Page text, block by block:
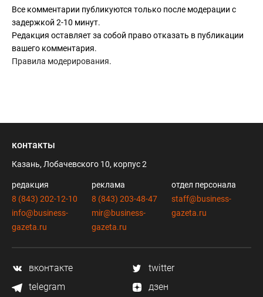
Все комментарии публикуются только после модерации с
задержкой 2-10 минут.
Редакция оставляет за собой право отказать в публикации
вашего комментария.
Правила модерирования.
контакты
Казань, Лобачевского 10, корпус 2
редакция
8 (843) 202-12-10
info@business-
gazeta.ru
реклама
8 (843) 203-48-47
mir@business-
gazeta.ru
отдел персонала
staff@business-
gazeta.ru
вконтакте
twitter
telegram
дзен